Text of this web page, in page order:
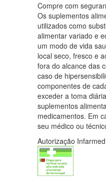
Compre com
Os suplementos
utilizados como
alimentar variado e
um modo de vida
local seco, fresco e
fora do alcance das
caso de
componentes de
exceder a toma
suplementos
medicamentos. Em
seu médico ou
Autorização Infarmed